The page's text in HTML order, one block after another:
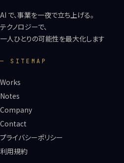
AI で、事業を一夜で立ち上げる。
テクノロジーで、
一人ひとりの可能性を最大化します
— SITEMAP
Works
Notes
Company
Contact
プライバシーポリシー
利用規約